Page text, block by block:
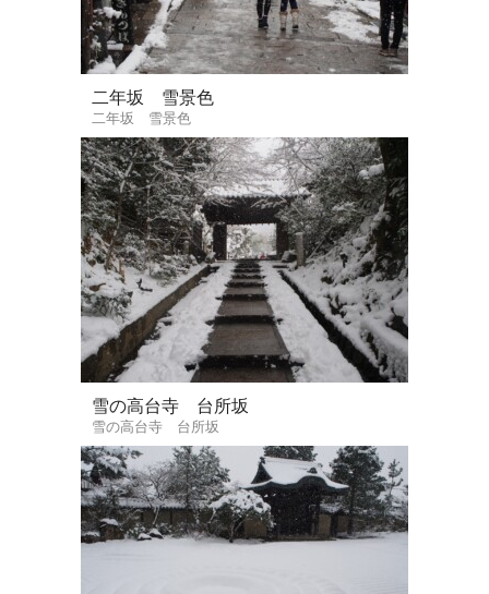
二年坂 雪景色
二年坂 雪景色
雪の高台寺 台所坂
雪の高台寺 台所坂